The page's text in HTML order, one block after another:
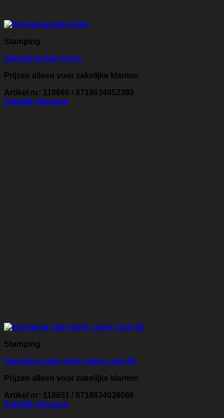
Stamping
Stampingplate Grain
Prijzen alleen voor zakelijke klanten
Artikel nr: 118660 / 8718634052389
Zakelijk inloggen
Stamping
Stamping plate boho vipes card 48
Prijzen alleen voor zakelijke klanten
Artikel nr: 118651 / 8718634038666
Zakelijk inloggen